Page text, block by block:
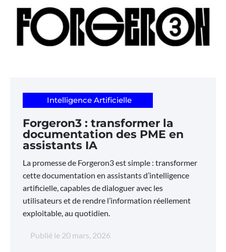
Intelligence Artificielle
Forgeron3 : transformer la
documentation des PME en
assistants IA
La promesse de Forgeron3 est simple : transformer
cette documentation en assistants d’intelligence
artificielle, capables de dialoguer avec les
utilisateurs et de rendre l’information réellement
exploitable, au quotidien.
Publié le 20 mars, 2026